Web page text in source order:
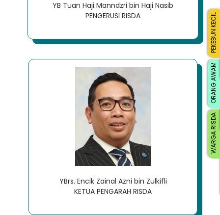
YB Tuan Haji Manndzri bin Haji Nasib
PENGERUSI RISDA
YBrs. Encik Zainal Azni bin Zulkifli
KETUA PENGARAH RISDA
WARGA RISDA
ORANG AWAM
PEKEBUN KECIL